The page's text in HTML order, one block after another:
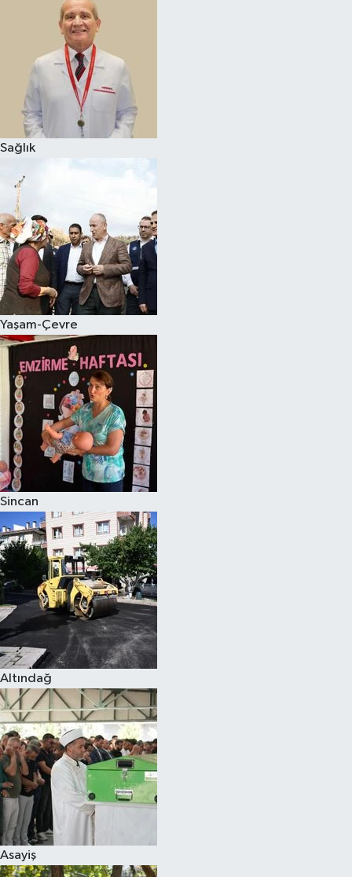
Sağlık
Yaşam-Çevre
Sincan
Altındağ
Asayiş